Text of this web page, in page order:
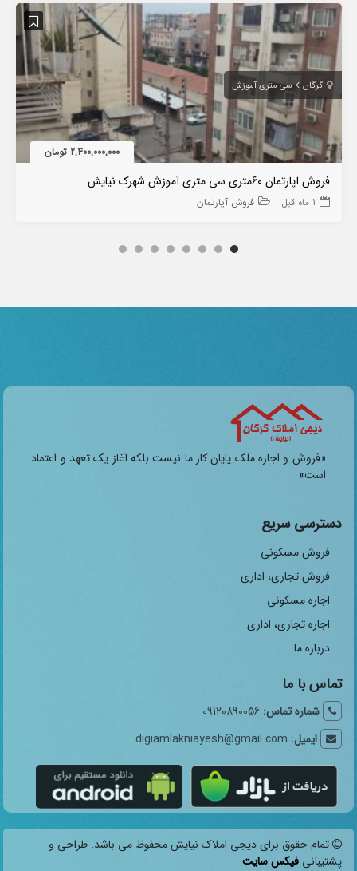
گرگان سی متری آموزش
2,400,000,000 تومان
فروش آپارتمان 60متری سی متری آموزش شهرک نیایش
1 ماه قبل فروش آپارتمان
«فروش و اجاره ملک پایان کار ما نیست بلکه آغاز یک تعهد و اعتماد
است»
دسترسی سریع
فروش مسکونی
فروش تجاری، اداری
اجاره مسکونی
اجاره تجاری، اداری
درباره ما
تماس با ما
شماره تماس: 09120890056
ایمیل: digiamlakniayesh@gmail.com
تمام حقوق برای دیجی املاک نیایش محفوظ می باشد. طراحی و
پشتیبانی فیکس سایت